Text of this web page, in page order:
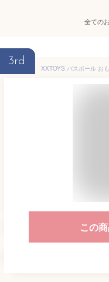
全ての
3rd
この